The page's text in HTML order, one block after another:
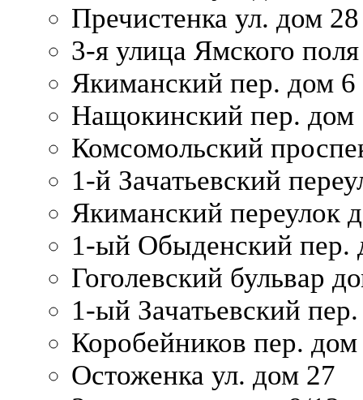
Пречистенка ул. дом 28
3-я улица Ямского
Якиманский пер. дом 6
Нащокинский пер. дом
Комсомольский
1-й Зачатьевский
Якиманский переулок
1-ый Обыденский пер.
Гоголевский бульвар
1-ый Зачатьевский
Коробейников пер.
Остоженка ул. дом 27